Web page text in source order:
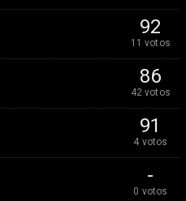
92
11 votos
86
42 votos
91
4 votos
-
0 votos